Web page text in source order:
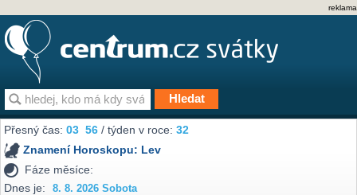
reklama
Přesný čas:03 56 / týden v roce:32
Znamení Horoskopu: Lev
Fáze měsíce:
Dnes je:
8. 8. 2026 Sobota